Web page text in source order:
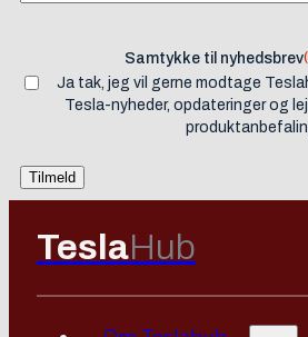
Samtykke til nyhedsbrev
Ja tak, jeg vil gerne modtage
Tesla-nyheder, opdateringer og
TeslaHub